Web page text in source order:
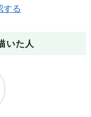
する
いた人